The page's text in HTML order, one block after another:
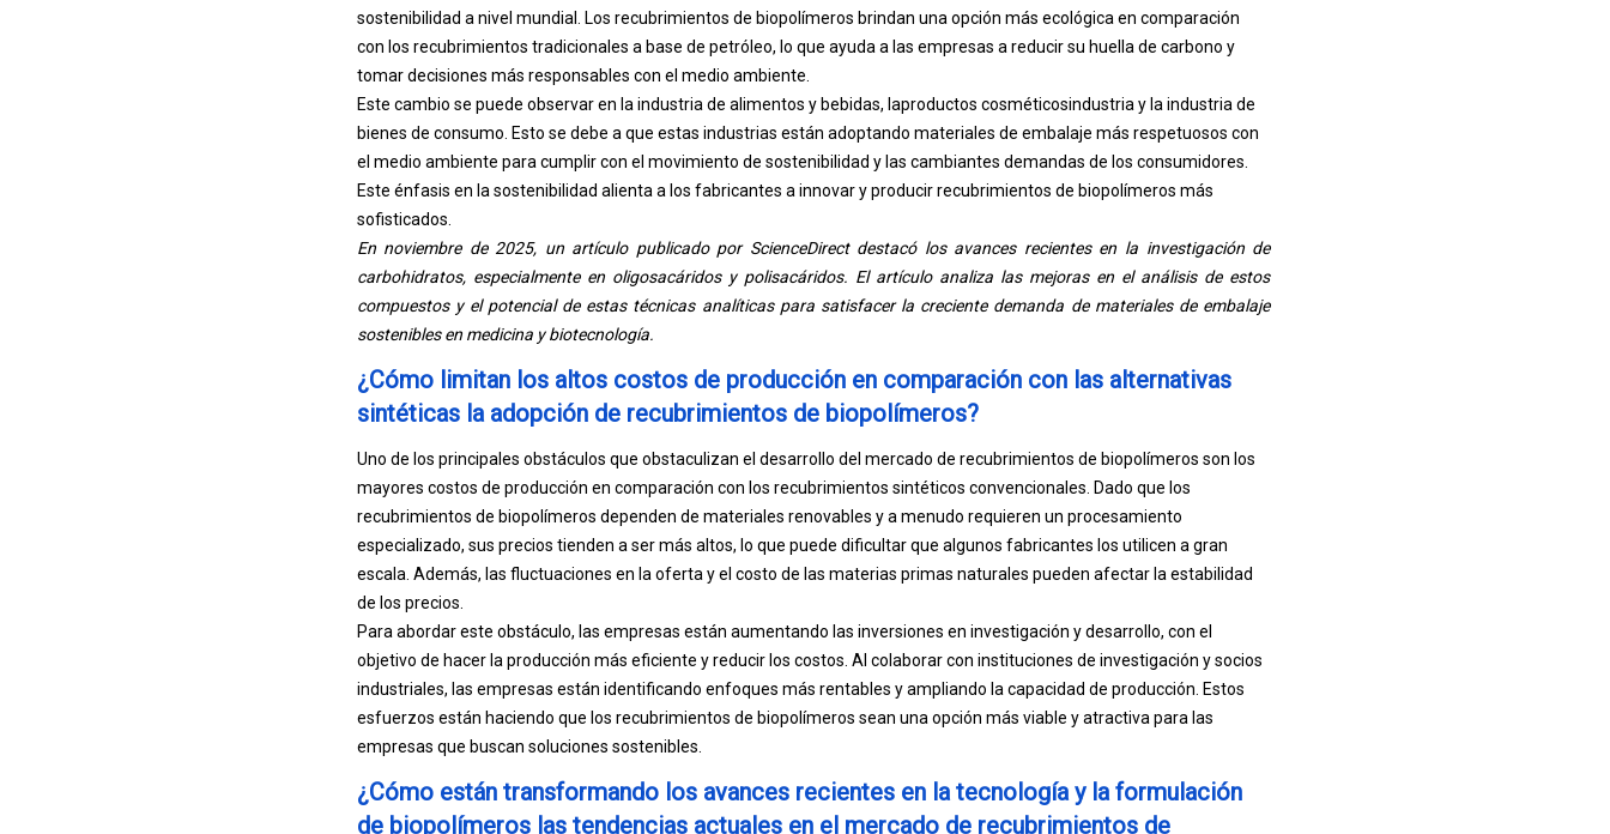
sostenibilidad a nivel mundial. Los recubrimientos de biopolímeros brindan una opción más ecológica en comparación
con los recubrimientos tradicionales a base de petróleo, lo que ayuda a las empresas a reducir su huella de carbono y
tomar decisiones más responsables con el medio ambiente.
Este cambio se puede observar en la industria de alimentos y bebidas, laproductos cosméticosindustria y la industria de
bienes de consumo. Esto se debe a que estas industrias están adoptando materiales de embalaje más respetuosos con
el medio ambiente para cumplir con el movimiento de sostenibilidad y las cambiantes demandas de los consumidores.
Este énfasis en la sostenibilidad alienta a los fabricantes a innovar y producir recubrimientos de biopolímeros más
sofisticados.
En noviembre de 2025, un artículo publicado por ScienceDirect destacó los avances recientes en la investigación de
carbohidratos, especialmente en oligosacáridos y polisacáridos. El artículo analiza las mejoras en el análisis de estos
compuestos y el potencial de estas técnicas analíticas para satisfacer la creciente demanda de materiales de embalaje
sostenibles en medicina y biotecnología.
¿Cómo limitan los altos costos de producción en comparación con las alternativas
sintéticas la adopción de recubrimientos de biopolímeros?
Uno de los principales obstáculos que obstaculizan el desarrollo del mercado de recubrimientos de biopolímeros son los
mayores costos de producción en comparación con los recubrimientos sintéticos convencionales. Dado que los
recubrimientos de biopolímeros dependen de materiales renovables y a menudo requieren un procesamiento
especializado, sus precios tienden a ser más altos, lo que puede dificultar que algunos fabricantes los utilicen a gran
escala. Además, las fluctuaciones en la oferta y el costo de las materias primas naturales pueden afectar la estabilidad
de los precios.
Para abordar este obstáculo, las empresas están aumentando las inversiones en investigación y desarrollo, con el
objetivo de hacer la producción más eficiente y reducir los costos. Al colaborar con instituciones de investigación y socios
industriales, las empresas están identificando enfoques más rentables y ampliando la capacidad de producción. Estos
esfuerzos están haciendo que los recubrimientos de biopolímeros sean una opción más viable y atractiva para las
empresas que buscan soluciones sostenibles.
¿Cómo están transformando los avances recientes en la tecnología y la formulación
de biopolímeros las tendencias actuales en el mercado de recubrimientos de